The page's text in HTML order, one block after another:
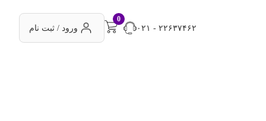
۰۲۱ - ۲۲۶۳۷۴۶۲
0
ورود / ثبت نام